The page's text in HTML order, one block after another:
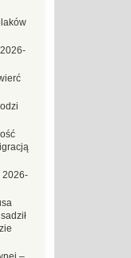
2026-
2026-